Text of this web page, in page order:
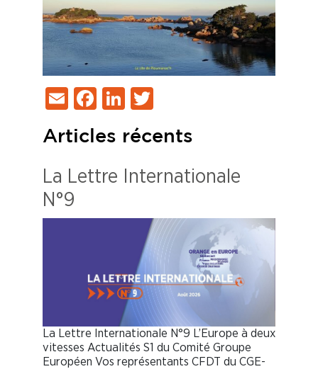
EmailFacebook
LinkedIn
Articles récents
La Lettre Internationale
N°9
La Lettre Internationale N°9 L’Europe à deux
vitesses Actualités S1 du Comité Groupe
Européen Vos représentants CFDT du CGE-